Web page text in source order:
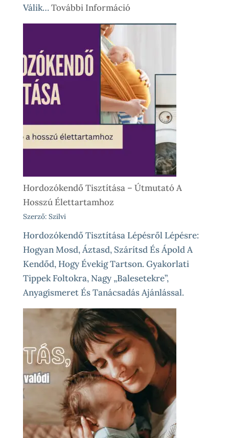
Válik…További Információ:
Babahordozó
Avagy
Okos
Próba
Vásárlás
Előtt
És
Különleges
Élethelyzetekre
Hordozókendő Tisztítása – Útmutató A
Hosszú Élettartamhoz
Szerző: Szilvi
Hordozókendő Tisztítása Lépésről Lépésre:
Hogyan Mosd, Áztasd, Szárítsd És Ápold A
Kendőd, Hogy Évekig Tartson. Gyakorlati
Tippek Foltokra, Nagy „balesetekre”,
Anyagismeret És Tanácsadás Ajánlással.